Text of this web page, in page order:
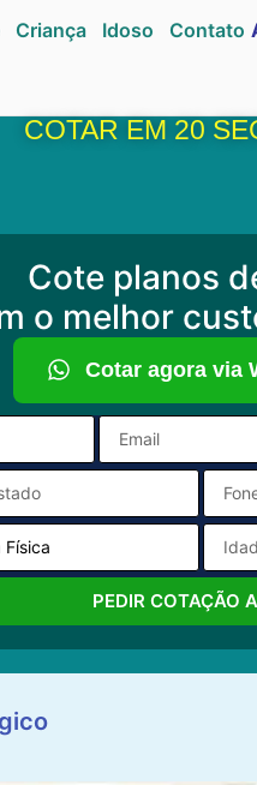
Criança Idoso Contato
COTAR EM 20
Cote planos
o melhor
Cotar agora via
PEDIR COTAÇÃO